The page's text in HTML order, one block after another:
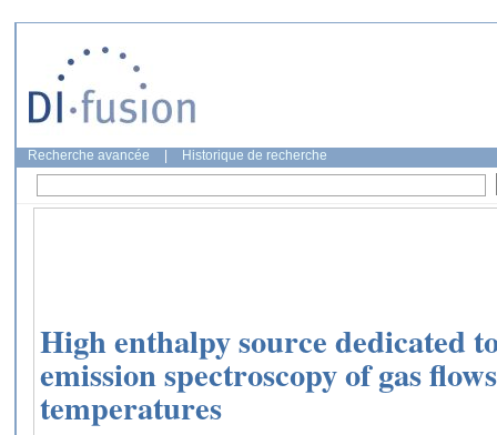
Recherche avancée Historique de recherche
High enthalpy source dedicated
emission spectroscopy of gas
temperatures